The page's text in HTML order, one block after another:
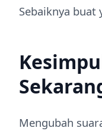
Sebaiknya buat
Mengubah